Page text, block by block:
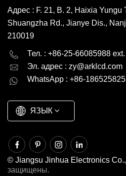
Адрес : F. 21, B. 2, Haixia Yungu
Shuangzha Rd., Jianye Dis.,
210019
Тел. : +86-25-66085988
Эл. адрес : zy@arklcd.com
WhatsApp : +86-
ЯЗЫК
English Deutsch
русский español
العربية
© Jiangsu Jinhua Electronics
защищены.